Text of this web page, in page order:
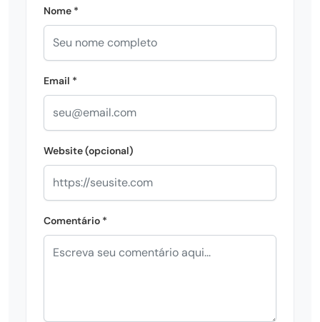
Nome *
Email *
Website (opcional)
Comentário *